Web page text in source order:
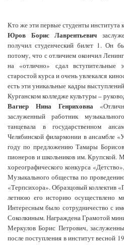
Кто же эти первые студенты института
Юров Борис Лаврентьевич
получил студенческий билет 1. Он
потому, что с отличием окончил
на «отлично» сдал
старостой курса и очень увлекался
есть эти уникальные кадры
Курганском колледже культуры –
Вагнер Нина Генриховна
заслуженный работник
танцевала в государственном
Челябинской филармонии в ансамбле
году по предложению Тамары
пионеров и школьников им. Крупской.
хореографического конкурса
Музыкального общества по
«Терпсихора». Образцовый коллектив
летнюю его историю осуществлено
Интересным было сотрудничество с
Соколкиным. Награждена Грамотой
Меркулов Борис Петрович,
после поступления в институт весной